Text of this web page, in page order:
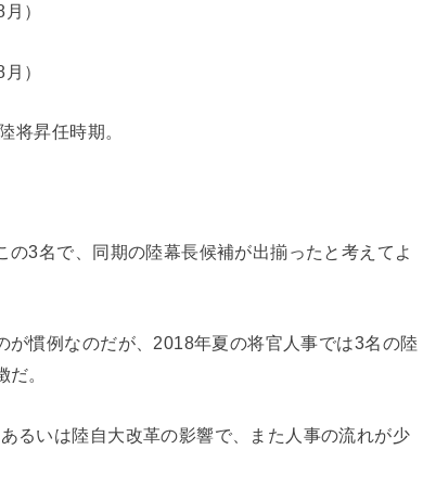
）
）
昇任時期。
の3名で、同期の陸幕長候補が出揃ったと考えてよ
慣例なのだが、2018年夏の将官人事では3名の陸
。
るいは陸自大改革の影響で、また人事の流れが少